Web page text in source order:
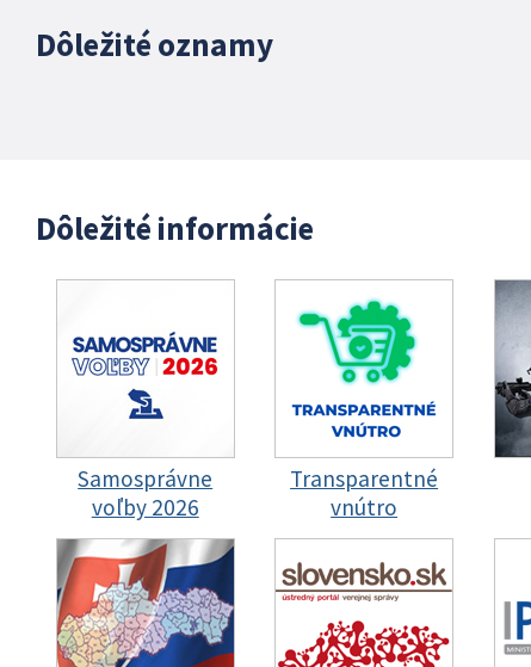
Dôležité oznamy
Dôležité informácie
Samosprávne
voľby 2026
Transparentné
vnútro